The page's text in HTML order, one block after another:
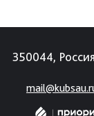
350044,